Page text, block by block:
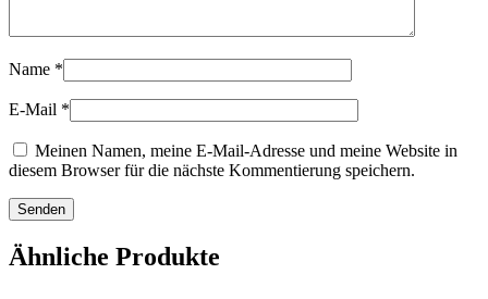
Name *
E-Mail *
Meinen Namen, meine E-Mail-Adresse und meine Website in
diesem Browser für die nächste Kommentierung speichern.
Ähnliche Produkte